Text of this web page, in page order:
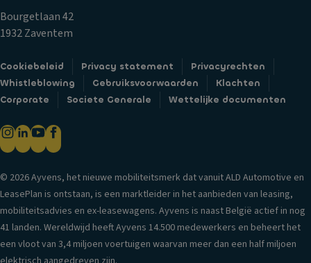
Bourgetlaan 42
1932 Zaventem
Cookiebeleid Privacy statement
Privacyrechten
Whistleblowing
Gebruiksvoorwaarden
Klachten
Corporate
Societe Generale Wettelijke documenten
© 2026 Ayvens, het nieuwe mobiliteitsmerk dat vanuit ALD Automotive en
LeasePlan is ontstaan, is een marktleider in het aanbieden van leasing,
mobiliteitsadvies en ex-leasewagens. Ayvens is naast België actief in nog
41 landen. Wereldwijd heeft Ayvens 14.500 medewerkers en beheert het
een vloot van 3,4 miljoen voertuigen waarvan meer dan een half miljoen